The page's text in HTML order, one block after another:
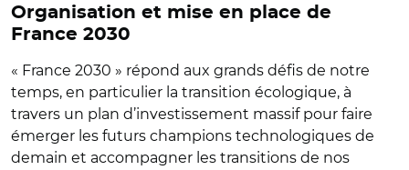
Organisation et mise en place de
France 2030
« France 2030 » répond aux grands défis de notre
temps, en particulier la transition écologique, à
travers un plan d’investissement massif pour faire
émerger les futurs champions technologiques de
demain et accompagner les transitions de nos